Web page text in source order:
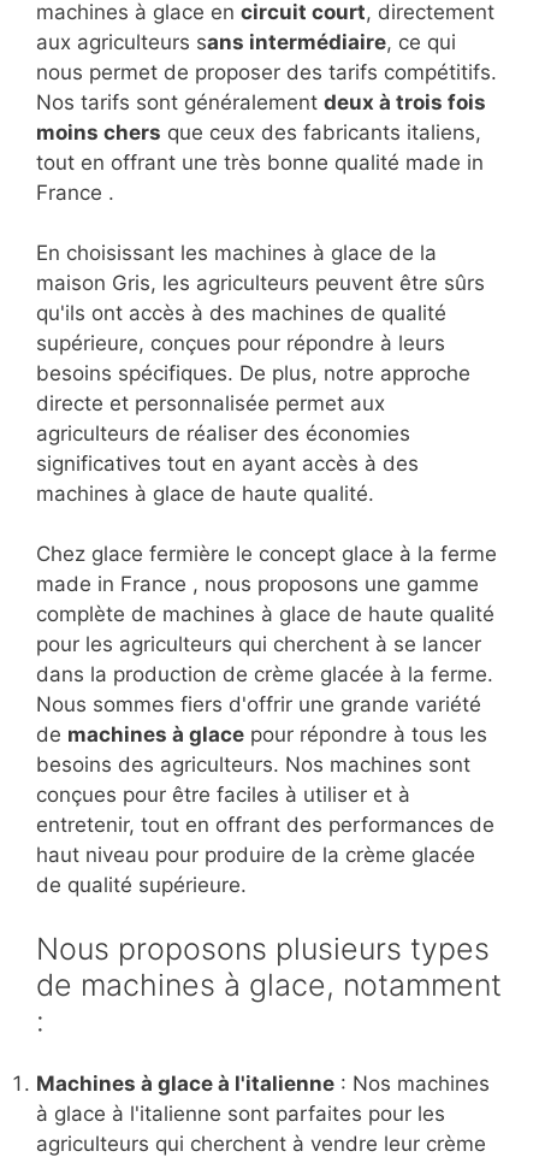
machines à glace en circuit court, directement
aux agriculteurs sans intermédiaire, ce qui
nous permet de proposer des tarifs compétitifs.
Nos tarifs sont généralement deux à trois fois
moins chers que ceux des fabricants italiens,
tout en offrant une très bonne qualité made in
France .
En choisissant les machines à glace de la
maison Gris, les agriculteurs peuvent être sûrs
qu'ils ont accès à des machines de qualité
supérieure, conçues pour répondre à leurs
besoins spécifiques. De plus, notre approche
directe et personnalisée permet aux
agriculteurs de réaliser des économies
significatives tout en ayant accès à des
machines à glace de haute qualité.
Chez glace fermière le concept glace à la ferme
made in France , nous proposons une gamme
complète de machines à glace de haute qualité
pour les agriculteurs qui cherchent à se lancer
dans la production de crème glacée à la ferme.
Nous sommes fiers d'offrir une grande variété
de machines à glace pour répondre à tous les
besoins des agriculteurs. Nos machines sont
conçues pour être faciles à utiliser et à
entretenir, tout en offrant des performances de
haut niveau pour produire de la crème glacée
de qualité supérieure.
Nous proposons plusieurs types
de machines à glace, notamment
:
Machines à glace à l'italienne : Nos machines
à glace à l'italienne sont parfaites pour les
agriculteurs qui cherchent à vendre leur crème